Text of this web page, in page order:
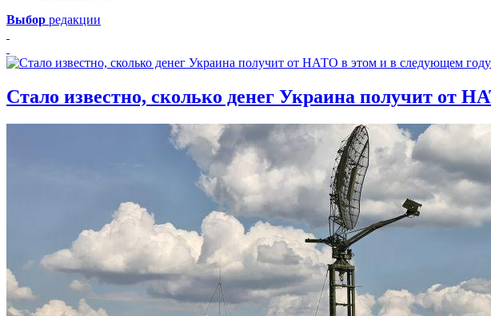
Выбор редакции
Стало известно, сколько денег Украина получит от